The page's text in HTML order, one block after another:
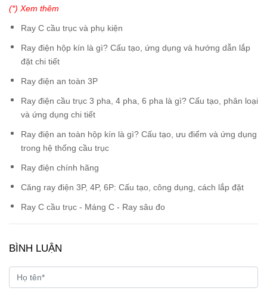
(*) Xem thêm
Ray C cầu trục và phụ kiện
Ray điện hộp kín là gì? Cấu tạo, ứng dụng và hướng dẫn lắp
đặt chi tiết
Ray điện an toàn 3P
Ray điện cầu trục 3 pha, 4 pha, 6 pha là gì? Cấu tạo, phân loại
và ứng dụng chi tiết
Ray điện an toàn hộp kín là gì? Cấu tạo, ưu điểm và ứng dụng
trong hệ thống cầu trục
Ray điện chính hãng
Căng ray điện 3P, 4P, 6P: Cấu tạo, công dụng, cách lắp đặt
Ray C cầu trục - Máng C - Ray sâu đo
BÌNH LUẬN